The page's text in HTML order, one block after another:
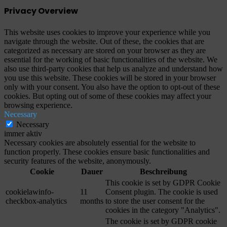
Privacy Overview
This website uses cookies to improve your experience while you
navigate through the website. Out of these, the cookies that are
categorized as necessary are stored on your browser as they are
essential for the working of basic functionalities of the website. We
also use third-party cookies that help us analyze and understand how
you use this website. These cookies will be stored in your browser
only with your consent. You also have the option to opt-out of these
cookies. But opting out of some of these cookies may affect your
browsing experience.
Necessary
Necessary
immer aktiv
Necessary cookies are absolutely essential for the website to
function properly. These cookies ensure basic functionalities and
security features of the website, anonymously.
Cookie
Dauer Beschreibung
cookielawinfo-
checkbox-analytics
11
months
This cookie is set by GDPR Cookie
Consent plugin. The cookie is used
to store the user consent for the
cookies in the category "Analytics".
The cookie is set by GDPR cookie